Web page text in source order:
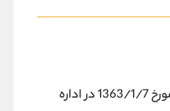
شرکت صنایع جوشکاب یزد درتاریخ 1363/1/7 به صورت سهامی خاص تاسیس شد و مورخ 1363/1/7 در اداره